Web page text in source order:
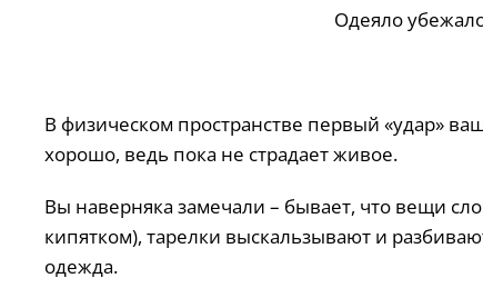
Одеяло
В физическом пространстве первый «удар»
хорошо, ведь пока не страдает живое.
Вы наверняка замечали – бывает, что вещи
кипятком), тарелки выскальзывают и
одежда.